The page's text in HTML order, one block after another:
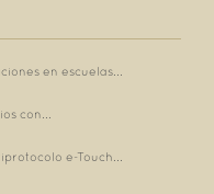
en escuelas...
con...
e-Touch...